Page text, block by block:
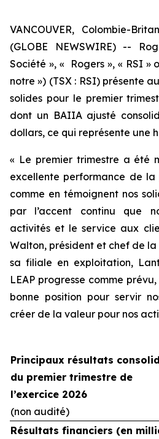
VANCOUVER, Colombie-
(GLOBE NEWSWIRE) --
Société », « Rogers », « RSI »
notre ») (TSX : RSI) présente
solides pour le premier
dont un BAIIA ajusté
dollars, ce qui représente une
« Le premier trimestre a été
excellente performance de
comme en témoignent nos
par l’accent continu que
activités et le service aux
Walton, président et chef de
sa filiale en exploitation,
LEAP progresse comme
bonne position pour servir
créer de la valeur pour nos
Principaux résultats
du premier trimestre de
l’exercice 2026
(non audité)
Résultats financiers (en